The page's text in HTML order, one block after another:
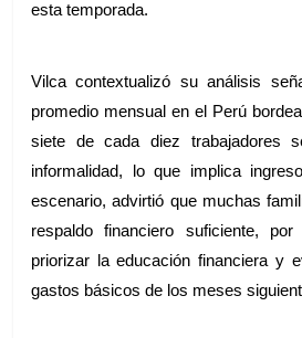
esta temporada.
Vilca contextualizó su análisis
promedio mensual en el Perú
siete de cada diez trabajadores
informalidad, lo que implica
escenario, advirtió que muchas
respaldo financiero suficiente,
priorizar la educación financiera y
gastos básicos de los meses